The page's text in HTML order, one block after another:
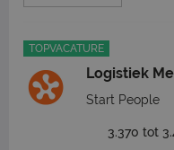
TOPVACATURE
Logistiek
Start People
3.370 tot